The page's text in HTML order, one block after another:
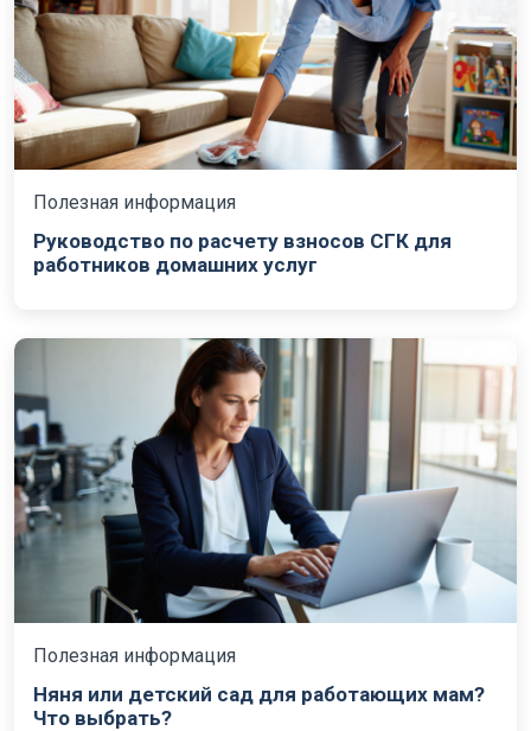
Полезная информация
Руководство по расчету взносов СГК для
работников домашних услуг
Полезная информация
Няня или детский сад для работающих мам?
Что выбрать?